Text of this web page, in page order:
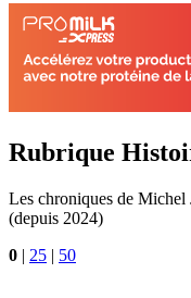
Rubrique
Les chroniques de
(depuis 2024)
0 | 25 | 50